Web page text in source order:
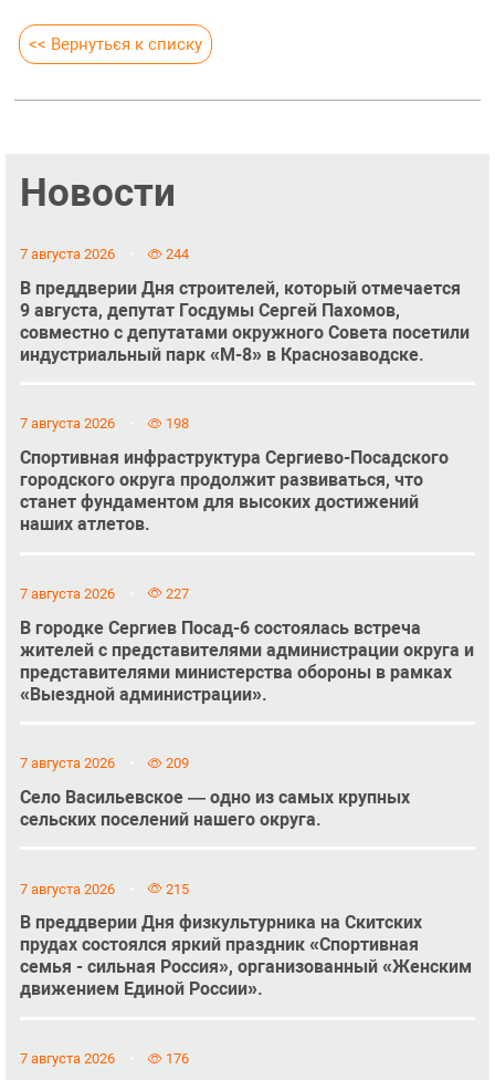
<< Вернуться к списку
Новости
7 августа 2026 244
В преддверии Дня строителей, который отмечается
9 августа, депутат Госдумы Сергей Пахомов,
совместно с депутатами окружного Совета посетили
индустриальный парк «М-8» в Краснозаводске.
7 августа 2026 198
Спортивная инфраструктура Сергиево-Посадского
городского округа продолжит развиваться, что
станет фундаментом для высоких достижений
наших атлетов.
7 августа 2026 227
В городке Сергиев Посад-6 состоялась встреча
жителей с представителями администрации округа и
представителями министерства обороны в рамках
«Выездной администрации».
7 августа 2026 209
Село Васильевское — одно из самых крупных
сельских поселений нашего округа.
7 августа 2026 215
В преддверии Дня физкультурника на Скитских
прудах состоялся яркий праздник «Спортивная
семья - сильная Россия», организованный «Женским
движением Единой России».
7 августа 2026 176